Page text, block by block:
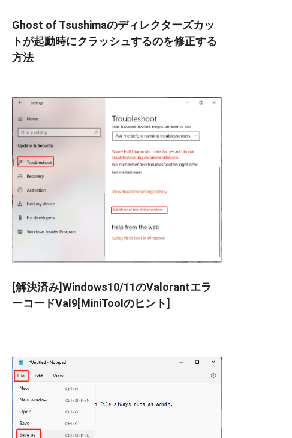
Ghost of Tsushimaのディレクターズカッ
トが起動時にクラッシュするのを修正する
方法
[解決済み]Windows10/11のValorantエラ
ーコードVal9[MiniToolのヒント]